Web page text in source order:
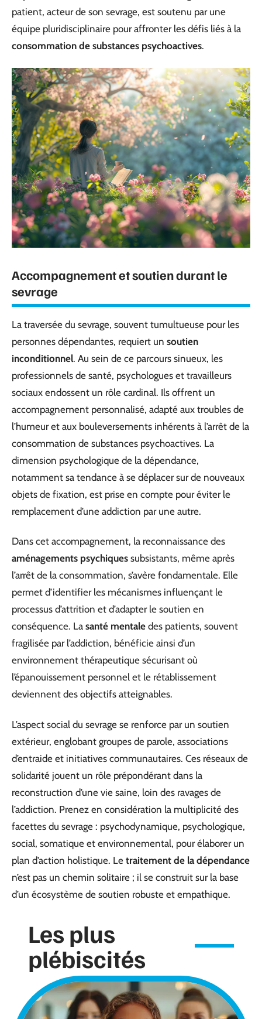
patient, acteur de son sevrage, est soutenu par une
équipe pluridisciplinaire pour affronter les défis liés à la
consommation de substances psychoactives.
Accompagnement et soutien durant le
sevrage
La traversée du sevrage, souvent tumultueuse pour les
personnes dépendantes, requiert un soutien
inconditionnel. Au sein de ce parcours sinueux, les
professionnels de santé, psychologues et travailleurs
sociaux endossent un rôle cardinal. Ils offrent un
accompagnement personnalisé, adapté aux troubles de
l’humeur et aux bouleversements inhérents à l’arrêt de la
consommation de substances psychoactives. La
dimension psychologique de la dépendance,
notamment sa tendance à se déplacer sur de nouveaux
objets de fixation, est prise en compte pour éviter le
remplacement d’une addiction par une autre.
Dans cet accompagnement, la reconnaissance des
aménagements psychiques subsistants, même après
l’arrêt de la consommation, s’avère fondamentale. Elle
permet d’identifier les mécanismes influençant le
processus d’attrition et d’adapter le soutien en
conséquence. La santé mentale des patients, souvent
fragilisée par l’addiction, bénéficie ainsi d’un
environnement thérapeutique sécurisant où
l’épanouissement personnel et le rétablissement
deviennent des objectifs atteignables.
L’aspect social du sevrage se renforce par un soutien
extérieur, englobant groupes de parole, associations
d’entraide et initiatives communautaires. Ces réseaux de
solidarité jouent un rôle prépondérant dans la
reconstruction d’une vie saine, loin des ravages de
l’addiction. Prenez en considération la multiplicité des
facettes du sevrage : psychodynamique, psychologique,
social, somatique et environnemental, pour élaborer un
plan d’action holistique. Le traitement de la dépendance
n’est pas un chemin solitaire ; il se construit sur la base
d’un écosystème de soutien robuste et empathique.
Les plus
plébiscités